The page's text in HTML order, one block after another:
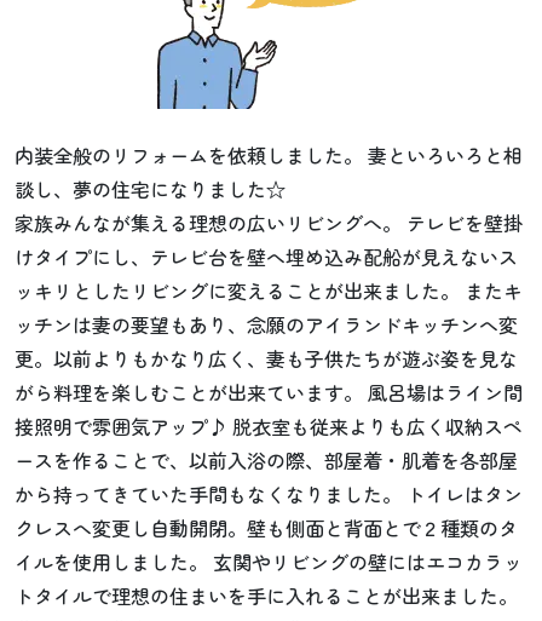
内装全般のリフォームを依頼しました。 妻といろいろと相
談し、夢の住宅になりました☆
家族みんなが集える理想の広いリビングへ。 テレビを壁掛
けタイプにし、テレビ台を壁へ埋め込み配船が見えないス
ッキリとしたリビングに変えることが出来ました。 またキ
ッチンは妻の要望もあり、念願のアイランドキッチンへ変
更。以前よりもかなり広く、妻も子供たちが遊ぶ姿を見な
がら料理を楽しむことが出来ています。 風呂場はライン間
接照明で雰囲気アップ♪ 脱衣室も従来よりも広く収納スペ
ースを作ることで、以前入浴の際、部屋着・肌着を各部屋
から持ってきていた手間もなくなりました。 トイレはタン
クレスへ変更し自動開閉。壁も側面と背面とで２種類のタ
イルを使用しました。 玄関やリビングの壁にはエコカラッ
トタイルで理想の住まいを手に入れることが出来ました。